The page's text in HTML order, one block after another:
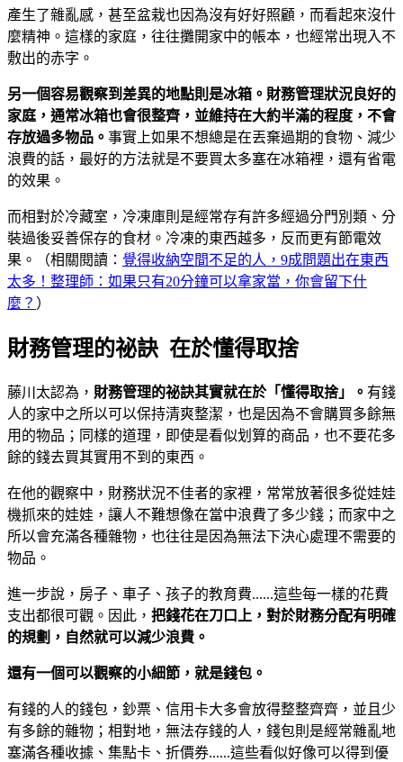
產生了雜亂感，甚至盆栽也因為沒有好好照顧，而看起來沒什
麼精神。這樣的家庭，往往攤開家中的帳本，也經常出現入不
敷出的赤字。
另一個容易觀察到差異的地點則是冰箱。財務管理狀況良好的
家庭，通常冰箱也會很整齊，並維持在大約半滿的程度，不會
存放過多物品。 事實上如果不想總是在丟棄過期的食物、減少
浪費的話，最好的方法就是不要買太多塞在冰箱裡，還有省電
的效果。
而相對於冷藏室，冷凍庫則是經常存有許多經過分門別類、分
裝過後妥善保存的食材。冷凍的東西越多，反而更有節電效
果。（相關閱讀： 覺得收納空間不足的人，9成問題出在東西
太多！整理師：如果只有20分鐘可以拿家當，你會留下什
麼？ ）
財務管理的祕訣 在於懂得取捨
藤川太認為， 財務管理的祕訣其實就在於「懂得取捨」。 有錢
人的家中之所以可以保持清爽整潔，也是因為不會購買多餘無
用的物品；同樣的道理，即使是看似划算的商品，也不要花多
餘的錢去買其實用不到的東西。
在他的觀察中，財務狀況不佳者的家裡，常常放著很多從娃娃
機抓來的娃娃，讓人不難想像在當中浪費了多少錢；而家中之
所以會充滿各種雜物，也往往是因為無法下決心處理不需要的
物品。
進一步說，房子、車子、孩子的教育費......這些每一樣的花費
支出都很可觀。因此， 把錢花在刀口上，對於財務分配有明確
的規劃，自然就可以減少浪費。
還有一個可以觀察的小細節，就是錢包。
有錢的人的錢包，鈔票、信用卡大多會放得整整齊齊，並且少
有多餘的雜物；相對地，無法存錢的人，錢包則是經常雜亂地
塞滿各種收據、集點卡、折價券......這些看似好像可以得到優